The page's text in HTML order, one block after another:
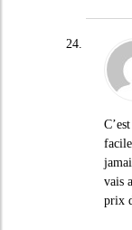
vais
prix